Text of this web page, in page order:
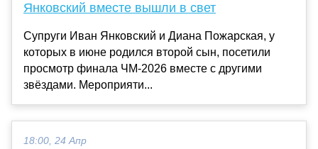
Янковский вместе вышли в свет
Супруги Иван Янковский и Диана Пожарская, у
которых в июне родился второй сын, посетили
просмотр финала ЧМ-2026 вместе с другими
звёздами. Мероприяти...
18:00, 24 Апр